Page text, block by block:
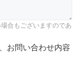
合もございますのであ
お問い合わせ内容